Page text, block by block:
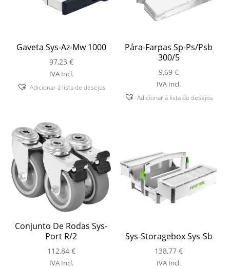
Gaveta Sys-Az-Mw 1000
97,23 €
IVA Incl.
Adicionar á lista de desejos
Pára-Farpas Sp-Ps/Psb
300/5
9,69€
IVA Incl.
Adicionar á lista de desejos
Conjunto De Rodas Sys-
Port R/2
112,84 €
IVA Incl.
Sys-Storagebox Sys-Sb
138,77€
IVA Incl.